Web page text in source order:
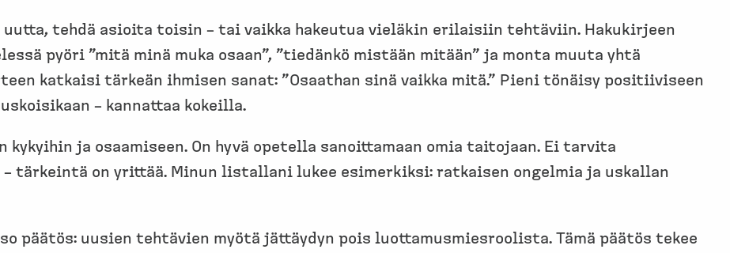
uutta, tehdä asioita toisin – tai vaikka hakeutua vieläkin erilaisiin tehtäviin. Hakukirjeen
pyöri ”mitä minä muka osaan”, ”tiedänkö mistään mitään” ja monta muuta yhtä
katkaisi tärkeän ihmisen sanat: ”Osaathan sinä vaikka mitä.” Pieni tönäisy positiiviseen
– kannattaa kokeilla.
kykyihin ja osaamiseen. On hyvä opetella sanoittamaan omia taitojaan. Ei tarvita
tärkeintä on yrittää. Minun listallani lukee esimerkiksi: ratkaisen ongelmia ja uskallan
päätös: uusien tehtävien myötä jättäydyn pois luottamusmiesroolista. Tämä päätös tekee